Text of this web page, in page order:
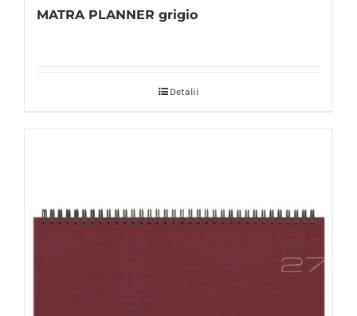
MATRA PLANNER grigio
Detalii